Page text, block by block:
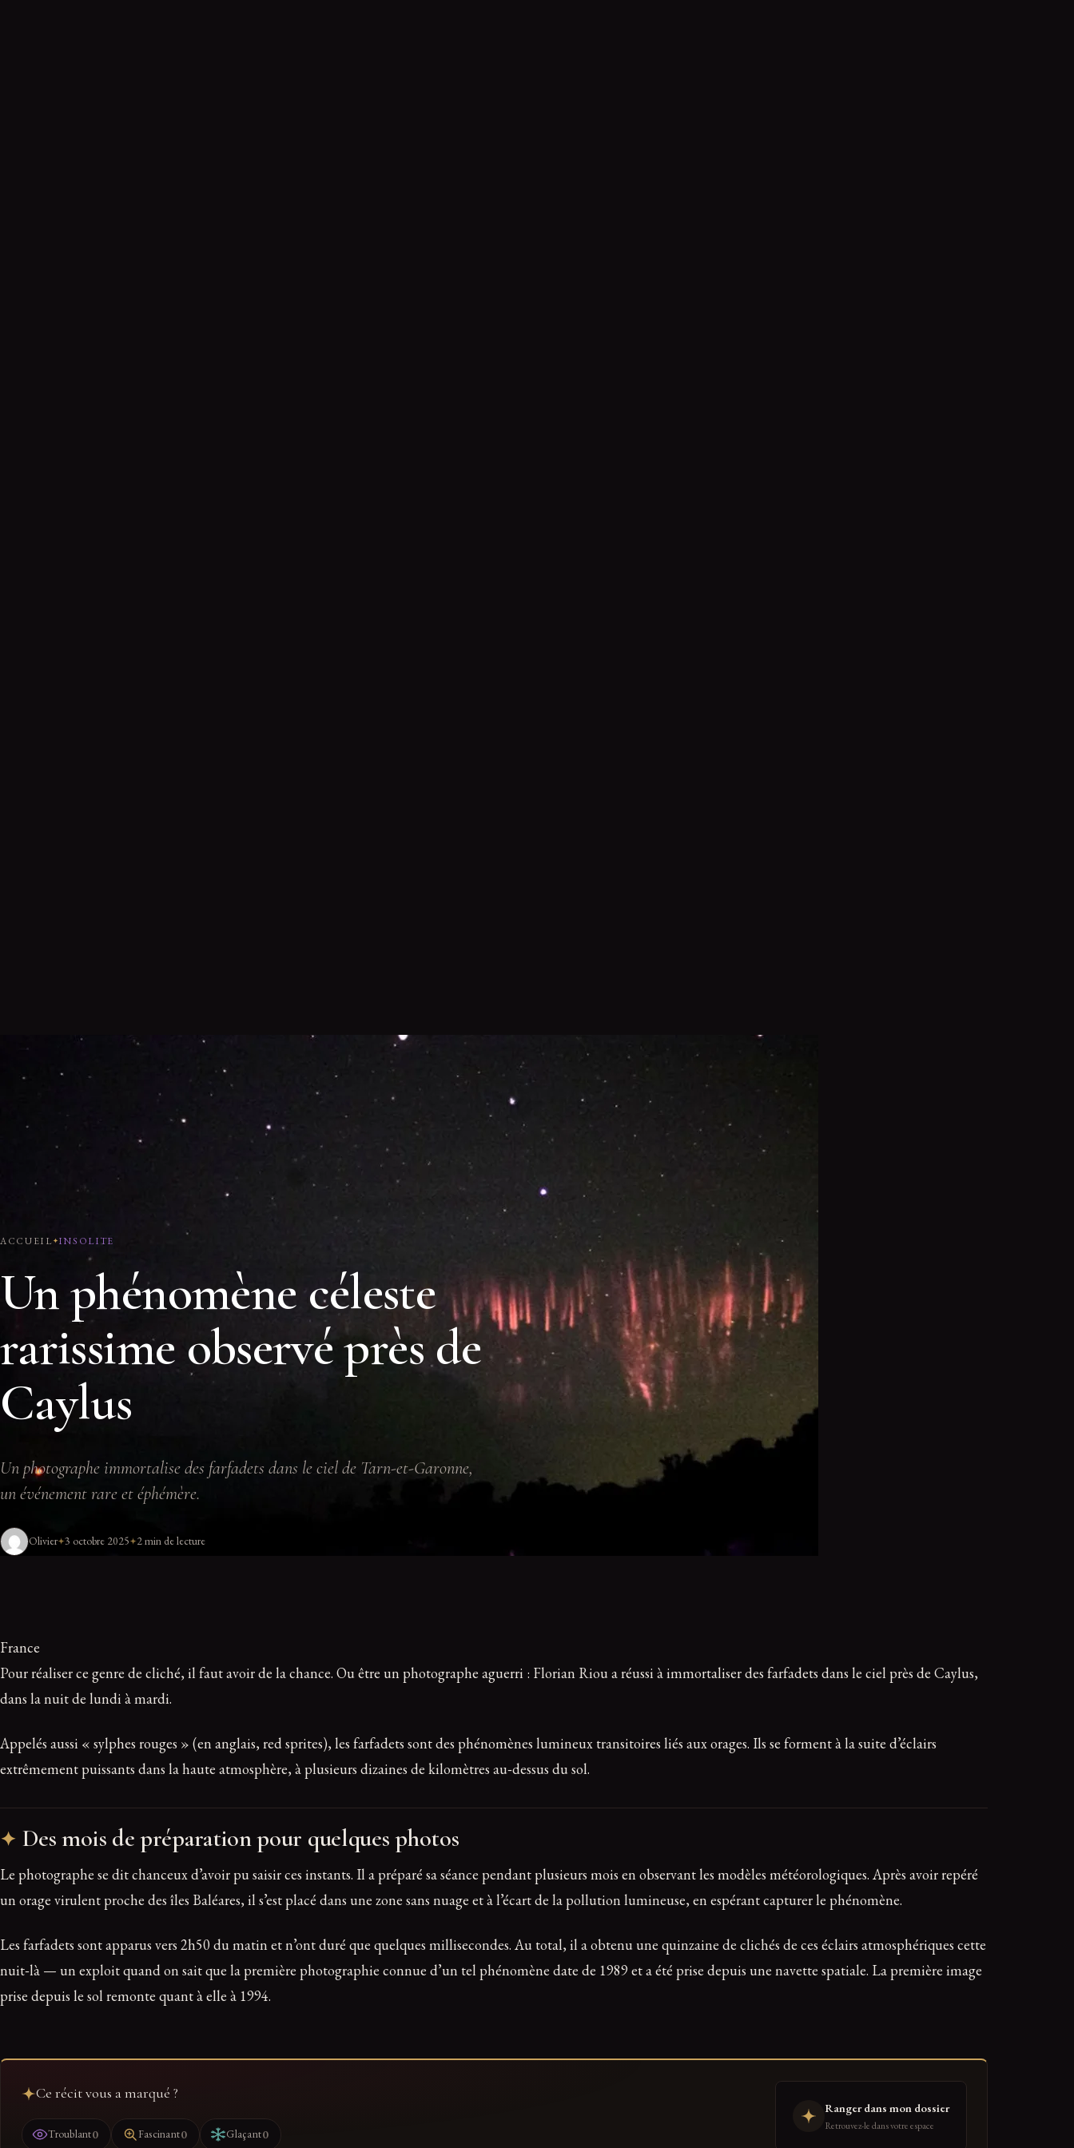
ACCUEIL INSOLITE
Un phénomène céleste
rarissime observé près de
Caylus
Un photographe immortalise des farfadets dans le ciel de Tarn-et-Garonne,
un événement rare et éphémère.
Olivier 3 octobre 2025 2 min de lecture
France
Pour réaliser ce genre de cliché, il faut avoir de la chance. Ou être un photographe aguerri : Florian Riou a réussi à immortaliser des farfadets dans le ciel près de Caylus,
dans la nuit de lundi à mardi.
Appelés aussi « sylphes rouges » (en anglais, red sprites), les farfadets sont des phénomènes lumineux transitoires liés aux orages. Ils se forment à la suite d’éclairs
extrêmement puissants dans la haute atmosphère, à plusieurs dizaines de kilomètres au‑dessus du sol.
Des mois de préparation pour quelques photos
Le photographe se dit chanceux d’avoir pu saisir ces instants. Il a préparé sa séance pendant plusieurs mois en observant les modèles météorologiques. Après avoir repéré
un orage virulent proche des îles Baléares, il s’est placé dans une zone sans nuage et à l’écart de la pollution lumineuse, en espérant capturer le phénomène.
Les farfadets sont apparus vers 2h50 du matin et n’ont duré que quelques millisecondes. Au total, il a obtenu une quinzaine de clichés de ces éclairs atmosphériques cette
nuit‑là — un exploit quand on sait que la première photographie connue d’un tel phénomène date de 1989 et a été prise depuis une navette spatiale. La première image
prise depuis le sol remonte quant à elle à 1994.
Ce récit vous a marqué ?
Troublant0 Fascinant0 Glaçant0
Ranger dans mon dossier
Retrouvez-le dans votre espace